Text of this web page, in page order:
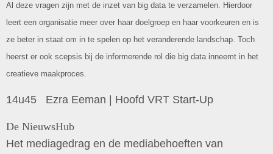
Al deze vragen zijn met de inzet van big data te verzamelen. Hierdoor
leert een organisatie meer over haar doelgroep en haar voorkeuren en is
ze beter in staat om in te spelen op het veranderende landschap. Toch
heerst er ook scepsis bij de informerende rol die big data inneemt in het
creatieve maakproces.
14u45 Ezra Eeman | Hoofd VRT Start-Up
De NieuwsHub
Het mediagedrag en de mediabehoeften van